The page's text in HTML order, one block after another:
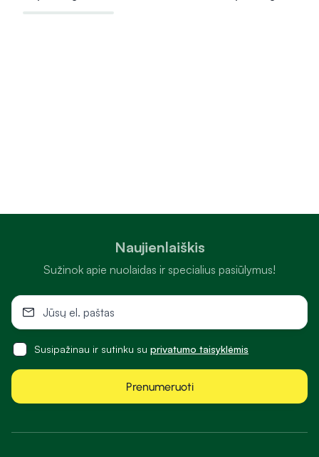
Naujienlaiškis
Sužinok apie nuolaidas ir specialius pasiūlymus!
Susipažinau ir sutinku su privatumo taisyklėmis
Prenumeruoti